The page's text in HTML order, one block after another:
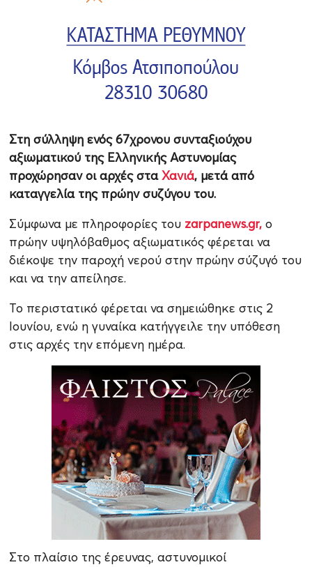
Στη σύλληψη ενός 67χρονου συνταξιούχου
αξιωματικού της Ελληνικής Αστυνομίας
προχώρησαν οι αρχές σταΧανιά, μετά από
καταγγελία της πρώην συζύγου του.
Σύμφωνα με πληροφορίες τουzarpanews.gr, ο
πρώην υψηλόβαθμος αξιωματικός φέρεται να
διέκοψε την παροχή νερού στην πρώην σύζυγό του
και να την απείλησε.
Το περιστατικό φέρεται να σημειώθηκε στις 2
Ιουνίου, ενώ η γυναίκα κατήγγειλε την υπόθεση
στις αρχές την επόμενη ημέρα.
Στο πλαίσιο της έρευνας, αστυνομικοί